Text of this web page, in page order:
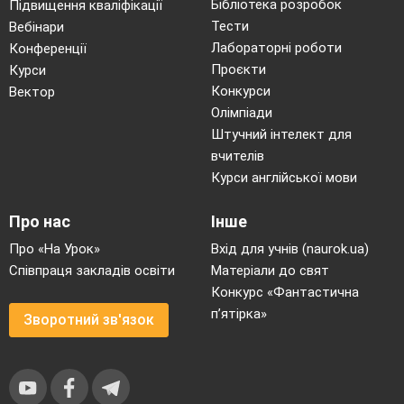
приймочками. Пилку утворюється багато, він
дрібний, легкий, з гладенькою поверхнею.
Вітрозапильні рослини часто ростуть на
відкритих місцях, утворюючи зарості одного
виду (очерет, ковила, лепешняк). Значна
кількість вітрозапильних рослин цвіте
напровесні, до розпускання листя (ліщина,
покритонасінних рослин, поширених у різних
кліматичних зонах. Оцвітина (частіше віночок)
ентомофільних рослин яскраво забарвлена і
добре помітна на зеленому тлі листя. Квітки
комахозапильних рослин порівняно з
Підвищення кваліфікації
Вебінари
Конференції
Курси
Вектор
Бібліотека розробок
Тести
Лабораторні роботи
Проєкти
Конкурси
Олімпіади
Штучний інтелект для
вчителів
Курси англійської мови
Про нас
Про «На Урок»
Співпраця закладів освіти
Зворотний зв'язок
Інше
Вхід для учнів (naurok.ua)
Матеріали до свят
Конкурс «Фантастична
п’ятірка»